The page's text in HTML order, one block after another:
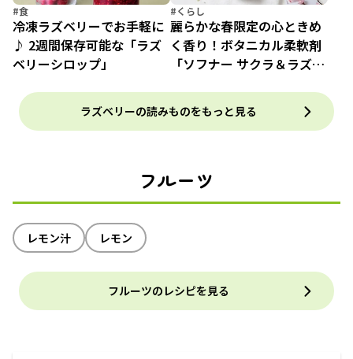
#食
冷凍ラズベリーでお手軽に
♪ 2週間保存可能な「ラズ
ベリーシロップ」
#くらし
麗らかな春限定の心ときめ
く香り！ボタニカル柔軟剤
「ソフナー サクラ＆ラズベ
ラズベリーの読みものをもっと見る
フルーツ
レモン汁 レモン
フルーツのレシピを見る